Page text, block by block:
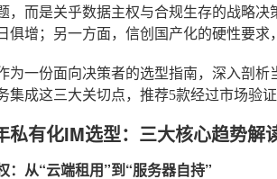
，而是关乎数据主权与合规生存的战略
俱增；另一方面，信创国产化的硬性要求
为一份面向决策者的选型指南，深入剖
集成这三大关切点，推荐5款经过市场验
私有化IM选型：三大核心趋势解
：从“云端租用”到“服务器自持”